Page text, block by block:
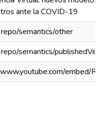
ante la COVID-19
semantics/other
semantics/
embed/